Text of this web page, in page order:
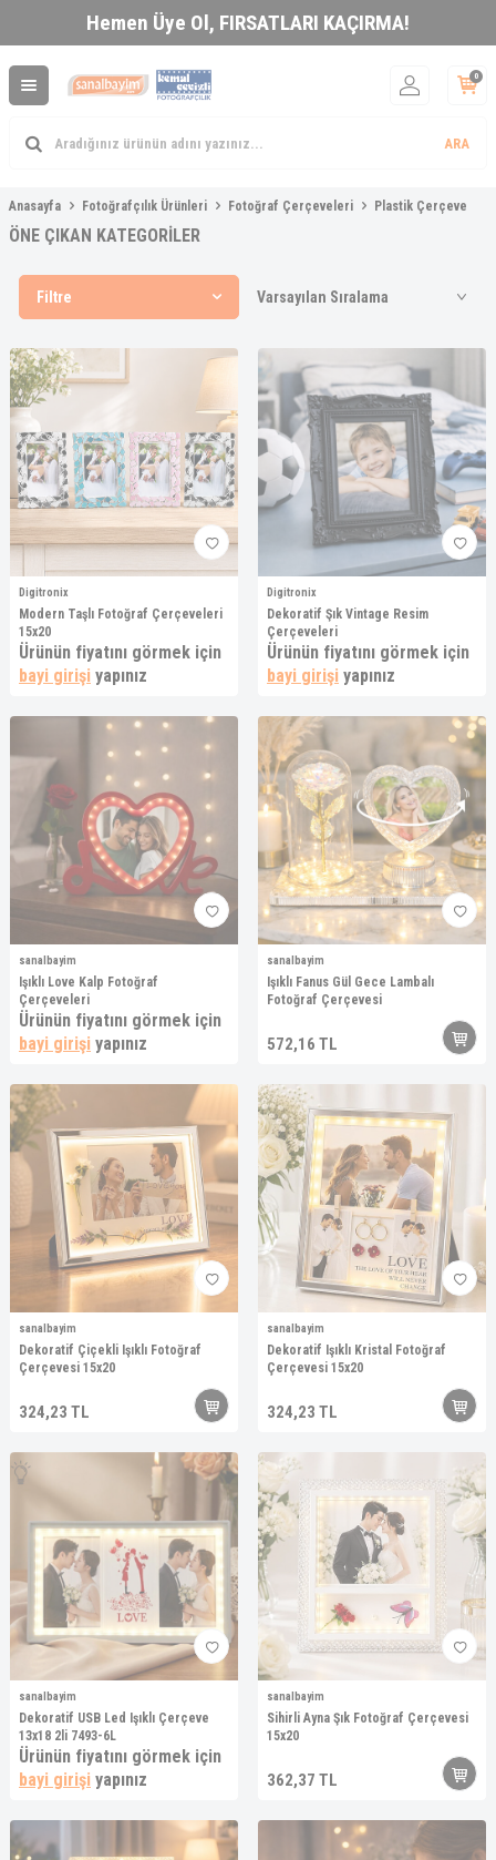
Hemen Üye Ol, FIRSATLARI KAÇIRMA!
ARA
0
Anasayfa Fotoğrafçılık Ürünleri Fotoğraf Çerçeveleri Plastik Çerçeve
ÖNE ÇIKAN KATEGORİLER
Filtre
Digitronix
Modern Taşlı Fotoğraf Çerçeveleri
15x20
Ürünün fiyatını görmek için
bayi girişi yapınız
Digitronix
Dekoratif Şık Vintage Resim
Çerçeveleri
Ürünün fiyatını görmek için
bayi girişi yapınız
sanalbayim
Işıklı Love Kalp Fotoğraf
Çerçeveleri
Ürünün fiyatını görmek için
bayi girişi yapınız
sanalbayim
Işıklı Fanus Gül Gece Lambalı
Fotoğraf Çerçevesi
572,16 TL
sanalbayim
Dekoratif Çiçekli Işıklı Fotoğraf
Çerçevesi 15x20
324,23 TL
sanalbayim
Dekoratif Işıklı Kristal Fotoğraf
Çerçevesi 15x20
324,23 TL
sanalbayim
Dekoratif USB Led Işıklı Çerçeve
13x18 2li 7493-6L
Ürünün fiyatını görmek için
bayi girişi yapınız
sanalbayim
Sihirli Ayna Şık Fotoğraf Çerçevesi
15x20
362,37 TL